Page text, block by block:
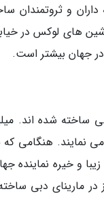
و
های لوکس در
جهان بیشتر است.
شده اند.
و خیره نماینده
مارینای دبی